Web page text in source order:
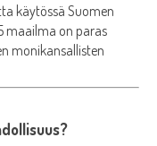
käytössä Suomen
maailma on paras
monikansallisten